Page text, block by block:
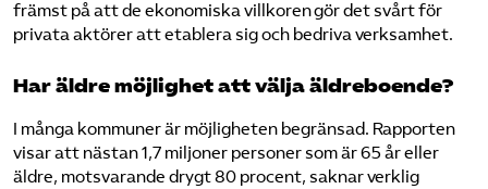
främst på att de ekonomiska villkoren gör det svårt för
privata aktörer att etablera sig och bedriva verksamhet.
Har äldre möjlighet att välja äldreboende?
I många kommuner är möjligheten begränsad. Rapporten
visar att nästan 1,7 miljoner personer som är 65 år eller
äldre, motsvarande drygt 80 procent, saknar verklig